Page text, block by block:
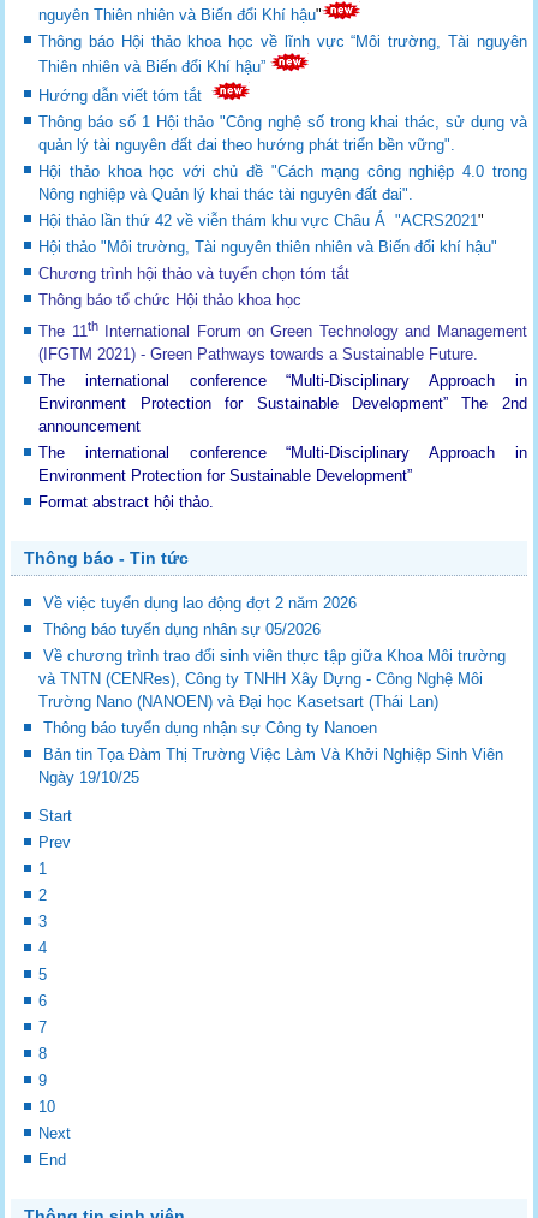
nguyên Thiên nhiên và Biến đổi Khí hậu"
Thông báo Hội thảo khoa học về lĩnh vực “Môi trường, Tài nguyên
Thiên nhiên và Biến đổi Khí hậu”
Hướng dẫn viết tóm tắt
Thông báo số 1 Hội thảo "Công nghệ số trong khai thác, sử dụng và
quản lý tài nguyên đất đai theo hướng phát triển bền vững".
Hội thảo khoa học với chủ đề "Cách mạng công nghiệp 4.0 trong
Nông nghiệp và Quản lý khai thác tài nguyên đất đai".
Hội thảo lần thứ 42 về viễn thám khu vực Châu Á "ACRS2021"
Hội thảo "Môi trường, Tài nguyên thiên nhiên và Biến đổi khí hậu"
Chương trình hội thảo và tuyển chọn tóm tắt
Thông báo tổ chức Hội thảo khoa học
The 11thInternational Forum on Green Technology and Management
(IFGTM 2021) - Green Pathways towards a Sustainable Future.
The international conference “Multi-Disciplinary Approach in
Environment Protection for Sustainable Development”The 2nd
announcement
The international conference “Multi-Disciplinary Approach in
Environment Protection for Sustainable Development”
Format abstract hội thảo.
Thông báo - Tin tức
Về việc tuyển dụng lao động đợt 2 năm 2026
Thông báo tuyển dụng nhân sự 05/2026
Về chương trình trao đổi sinh viên thực tập giữa Khoa Môi trường
và TNTN (CENRes), Công ty TNHH Xây Dựng - Công Nghệ Môi
Trường Nano (NANOEN) và Đại học Kasetsart (Thái Lan)
Thông báo tuyển dụng nhận sự Công ty Nanoen
Bản tin Tọa Đàm Thị Trường Việc Làm Và Khởi Nghiệp Sinh Viên
Ngày 19/10/25
Start
Prev
1
2
3
4
5
6
7
8
9
10
Next
End